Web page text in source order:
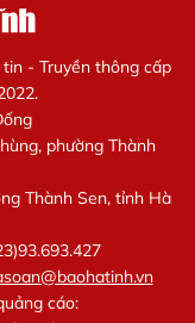
tin - Truyền thông cấp
phường Thành
Thành Sen, tỉnh Hà
cáo: